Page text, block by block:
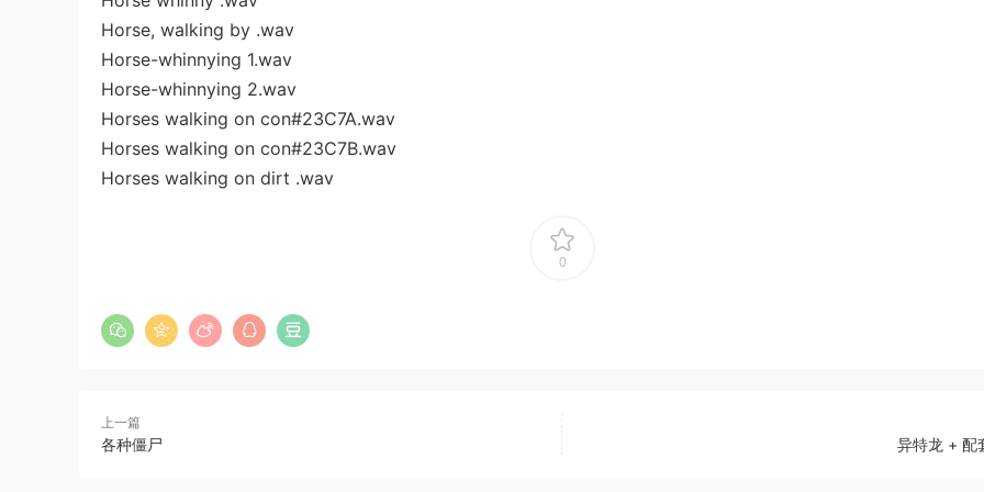
Horse, walking by .wav
Horse-whinnying 1.wav
Horse-whinnying 2.wav
Horses walking on con#23C7A.wav
Horses walking on con#23C7B.wav
Horses walking on dirt .wav
0
上一篇
各种僵尸 异特龙 + 配